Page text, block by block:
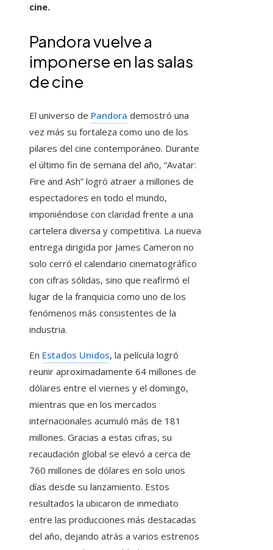
cine.
Pandora vuelve a
imponerse en las salas
de cine
El universo de Pandora demostró una
vez más su fortaleza como uno de los
pilares del cine contemporáneo. Durante
el último fin de semana del año, “Avatar:
Fire and Ash” logró atraer a millones de
espectadores en todo el mundo,
imponiéndose con claridad frente a una
cartelera diversa y competitiva. La nueva
entrega dirigida por James Cameron no
solo cerró el calendario cinematográfico
con cifras sólidas, sino que reafirmó el
lugar de la franquicia como uno de los
fenómenos más consistentes de la
industria.
En Estados Unidos, la película logró
reunir aproximadamente 64 millones de
dólares entre el viernes y el domingo,
mientras que en los mercados
internacionales acumuló más de 181
millones. Gracias a estas cifras, su
recaudación global se elevó a cerca de
760 millones de dólares en solo unos
días desde su lanzamiento. Estos
resultados la ubicaron de inmediato
entre las producciones más destacadas
del año, dejando atrás a varios estrenos